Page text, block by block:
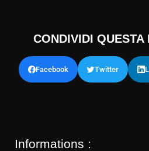
CONDIVIDI QUESTA
Facebook Twitter
Informations :